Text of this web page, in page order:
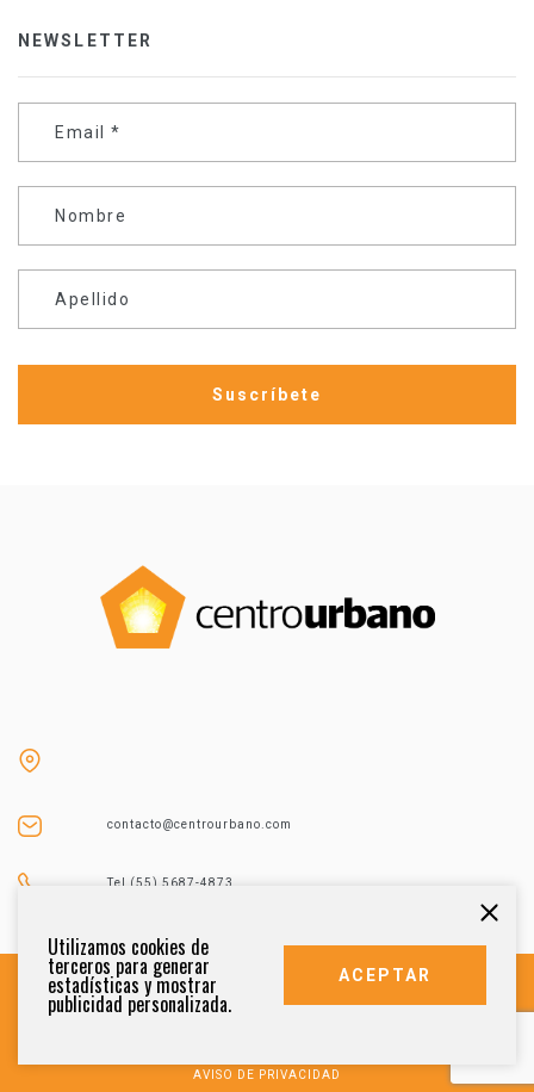
NEWSLETTER
Email *
Nombre
Apellido
contacto@centrourbano.com
Tel (55) 5687-4873
AVISO DE PRIVACIDAD
Utilizamos cookies de
terceros para generar
estadísticas y mostrar
publicidad personalizada.
ACEPTAR